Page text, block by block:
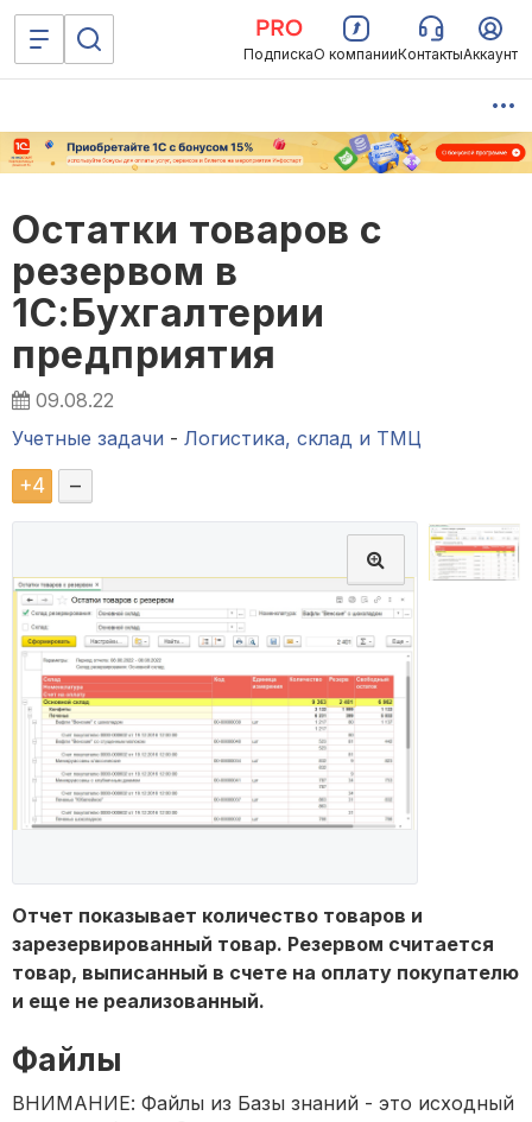
ПодпискаО компанииКонтактыАккаунт
Остатки товаров с
резервом в
1С:Бухгалтерии
предприятия
09.08.22
Учетные задачи - Логистика, склад и ТМЦ
+4 –
Отчет показывает количество товаров и
зарезервированный товар. Резервом считается
товар, выписанный в счете на оплату покупателю
и еще не реализованный.
Файлы
ВНИМАНИЕ: Файлы из Базы знаний - это исходный